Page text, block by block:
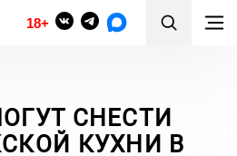
18+
СНЕСТИ
КУХНИ В